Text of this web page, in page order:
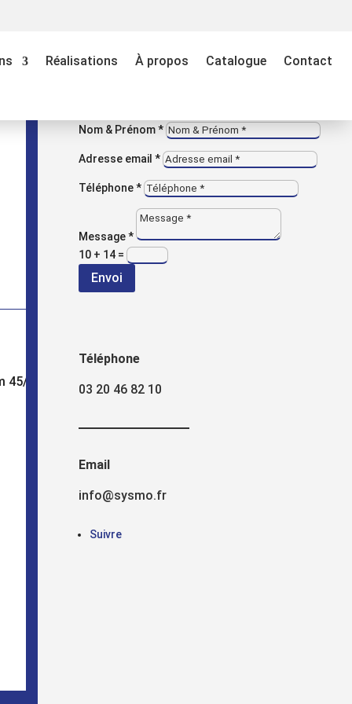
Réalisations À propos Catalogue Contact
45/45 – roulettes à frein.
VOUS AVEZ UNE QUESTION ?
Contactez-nous
Nom & Prénom *
Adresse email *
Téléphone *
Message *
10 + 14 =
Envoi
Téléphone
03 20 46 82 10
Email
info@sysmo.fr
Suivre